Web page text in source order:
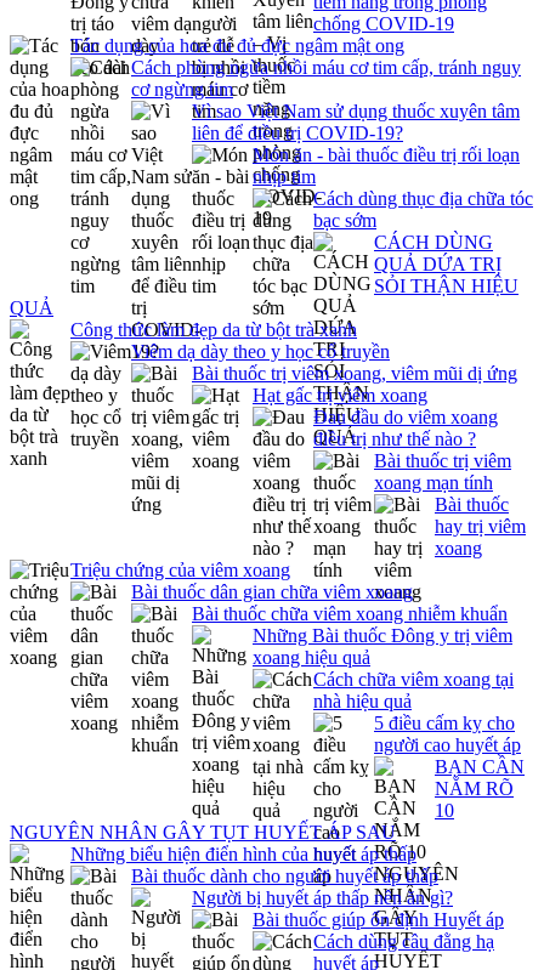
chống COVID-19
Tác dụng của hoa đu đủ đực ngâm mật ong
Cách phòng ngừa nhồi máu cơ tim cấp, tránh nguy
cơ ngừng tim
Vì sao Việt Nam sử dụng thuốc xuyên tâm
liên để điều trị COVID-19?
Món ăn - bài thuốc điều trị rối loạn
nhịp tim
Cách dùng thục địa chữa tóc
bạc sớm
CÁCH DÙNG
QUẢ DỨA TRỊ
SỎI THẬN HIỆU
QUẢ
Công thức làm đẹp da từ bột trà xanh
Viêm dạ dày theo y học cổ truyền
Bài thuốc trị viêm xoang, viêm mũi dị ứng
Hạt gấc trị viêm xoang
Đau đầu do viêm xoang
điều trị như thế nào ?
Bài thuốc trị viêm
xoang mạn tính
Bài thuốc
hay trị viêm
xoang
Triệu chứng của viêm xoang
Bài thuốc dân gian chữa viêm xoang
Bài thuốc chữa viêm xoang nhiễm khuẩn
Những Bài thuốc Đông y trị viêm
xoang hiệu quả
Cách chữa viêm xoang tại
nhà hiệu quả
5 điều cấm kỵ cho
người cao huyết áp
BẠN CẦN
NẮM RÕ
10
NGUYÊN NHÂN GÂY TỤT HUYẾT ÁP SAU
Những biểu hiện điển hình của huyết áp thấp
Bài thuốc dành cho người huyết áp thấp
Người bị huyết áp thấp nên ăn gì?
Bài thuốc giúp ổn định Huyết áp
Cách dùng câu đằng hạ
huyết áp